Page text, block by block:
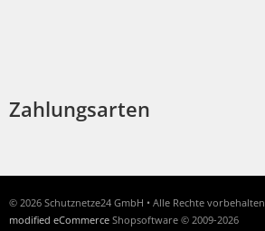
Zahlungsarten
© 2026 Schutznetze24 GmbH • Alle Rechte vorbehalten
modified eCommerce Shopsoftware © 2009-2026